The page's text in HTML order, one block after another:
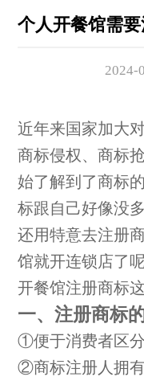
个人开餐馆需
2024-
近年来国家加大
商标侵权、商标
始了解到了商标
标跟自己好像没
还用特意去注册
馆就开连锁店了
开餐馆注册商标这
一、注册商标
①便于消费者区
②商标注册人拥